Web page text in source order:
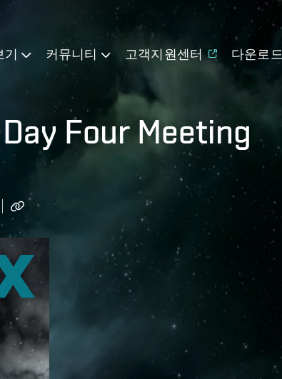
기 커뮤니티 고객지원센터 다운로드
Four Meeting